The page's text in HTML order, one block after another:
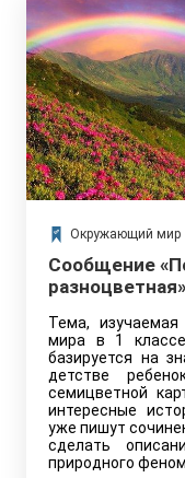
Окружающий мир
Сообщение
Тема,
мира в 1 классе
базируется на
детстве
семицветной
интересные
уже пишут
сделать
природного